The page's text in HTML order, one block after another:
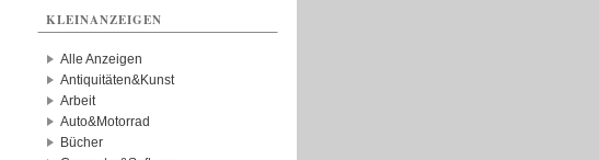
KLEINANZEIGEN
Alle Anzeigen
Antiquitäten&Kunst
Arbeit
Auto&Motorrad
Bücher